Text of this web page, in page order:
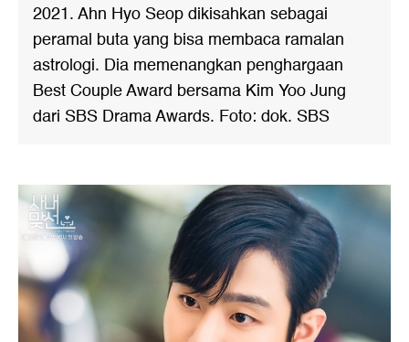
2021. Ahn Hyo Seop dikisahkan sebagai
peramal buta yang bisa membaca ramalan
astrologi. Dia memenangkan penghargaan
Best Couple Award bersama Kim Yoo Jung
dari SBS Drama Awards. Foto: dok. SBS